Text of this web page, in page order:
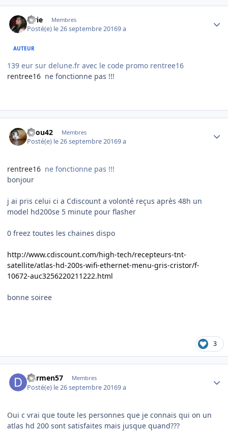
lorie Membres
Posté(e) le 26 septembre 20169 a
AUTEUR
139 eur sur delune.fr avec le code promo rentree16
rentree16 ne fonctionne pas !!!
ricou42 Membres
Posté(e) le 26 septembre 20169 a
rentree16 ne fonctionne pas !!!
bonjour
j ai pris celui ci a Cdiscount a volonté reçus après 48h un
model hd200se 5 minute pour flasher
0 freez toutes les chaines dispo
http://www.cdiscount.com/high-tech/recepteurs-tnt-
satellite/atlas-hd-200s-wifi-ethernet-menu-gris-cristor/f-
10672-auc3256220211222.html
bonne soiree
3
Darmen57 Membres
Posté(e) le 26 septembre 20169 a
Oui c vrai que toute les personnes que je connais qui on un
atlas hd 200 sont satisfaites mais jusque quand???